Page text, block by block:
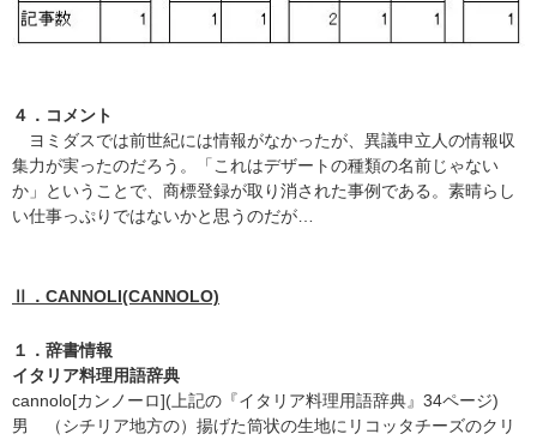
４．コメント
ヨミダスでは前世紀には情報がなかったが、異議申立人の情報収
集力が実ったのだろう。「これはデザートの種類の名前じゃない
か」ということで、商標登録が取り消された事例である。素晴らし
い仕事っぷりではないかと思うのだが…
Ⅱ．CANNOLI(CANNOLO)
１．辞書情報
イタリア料理用語辞典
cannolo[カンノーロ](上記の『イタリア料理用語辞典』34ページ)
男 （シチリア地方の）揚げた筒状の生地にリコッタチーズのクリ